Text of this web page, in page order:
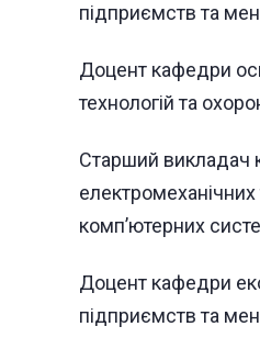
підприємств та
Доцент кафедри
технологій та
Старший викладач
електромеханічних
комп’ютерних
Доцент кафедри
підприємств та